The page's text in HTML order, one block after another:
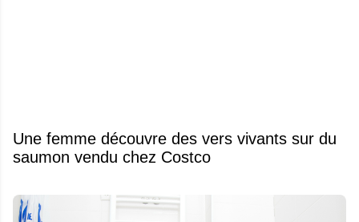
Une femme découvre des vers vivants sur du
saumon vendu chez Costco